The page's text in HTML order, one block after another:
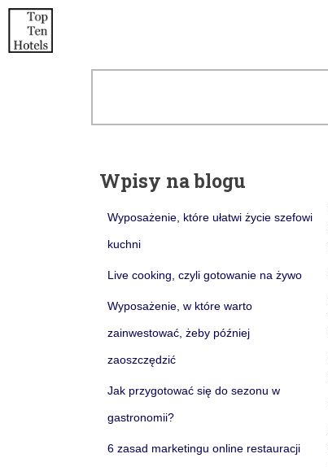
Wpisy na blogu
Wyposażenie, które ułatwi życie szefowi
kuchni
Live cooking, czyli gotowanie na żywo
Wyposażenie, w które warto
zainwestować, żeby później
zaoszczędzić
Jak przygotować się do sezonu w
gastronomii?
6 zasad marketingu online restauracji